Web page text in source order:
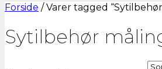
cart
Forside / Varer tagged
Sytilbehør